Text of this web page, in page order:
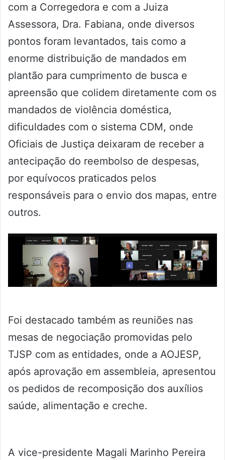
com a Corregedora e com a Juiza
Assessora, Dra. Fabiana, onde diversos
pontos foram levantados, tais como a
enorme distribuição de mandados em
plantão para cumprimento de busca e
apreensão que colidem diretamente com os
mandados de violência doméstica,
dificuldades com o sistema CDM, onde
Oficiais de Justiça deixaram de receber a
antecipação do reembolso de despesas,
por equívocos praticados pelos
responsáveis para o envio dos mapas, entre
outros.
Foi destacado também as reuniões nas
mesas de negociação promovidas pelo
TJSP com as entidades, onde a AOJESP,
após aprovação em assembleia, apresentou
os pedidos de recomposição dos auxílios
saúde, alimentação e creche.
A vice-presidente Magali Marinho Pereira